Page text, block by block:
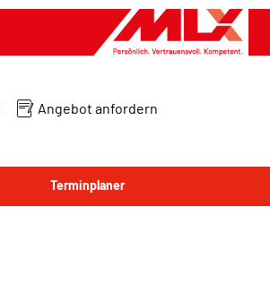
Angebot anfordern
Terminplaner